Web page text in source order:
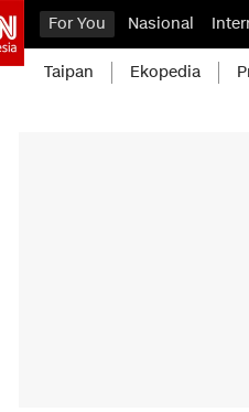
For You Nasional
Taipan Ekopedia